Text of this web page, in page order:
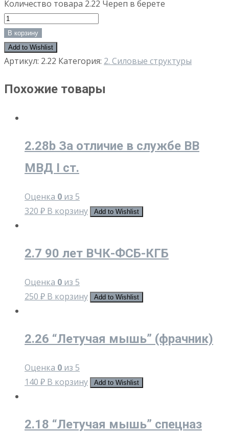
Количество товара 2.22 Череп в берете
В корзину
Add to Wishlist
Артикул: 2.22 Категория: 2. Силовые структуры
Похожие товары
2.28b За отличие в службе ВВ
МВД I ст.
Оценка 0 из 5
320 ₽ В корзину Add to Wishlist
2.7 90 лет ВЧК-ФСБ-КГБ
Оценка 0 из 5
250 ₽ В корзину Add to Wishlist
2.26 “Летучая мышь” (фрачник)
Оценка 0 из 5
140 ₽ В корзину Add to Wishlist
2.18 “Летучая мышь” спецназ